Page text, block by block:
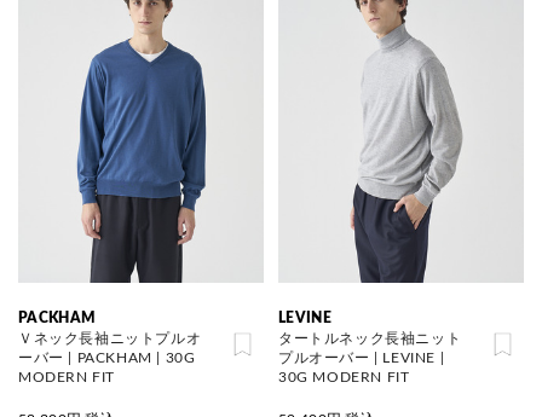
PACKHAM
Ｖネック長袖ニットプルオ
ーバー | PACKHAM | 30G
MODERN FIT
LEVINE
タートルネック長袖ニット
プルオーバー | LEVINE |
30G MODERN FIT